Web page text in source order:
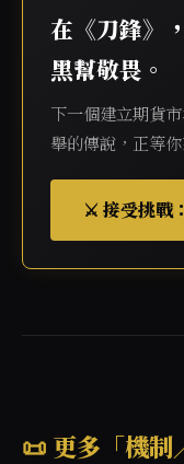
在《刀鋒》
黑幫敬畏。
下一個建立期貨
舉的傳說，正等你
⚔️ 接受挑戰
📜 更多「機制